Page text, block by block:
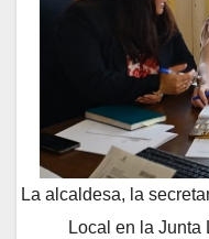
La alcaldesa, la
Local en la Junta